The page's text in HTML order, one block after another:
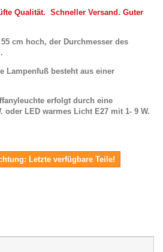
Qualität. Schneller Versand. Guter
cm hoch, der Durchmesser des
Lampenfuß besteht aus einer
erfolgt durch eine
oder LED warmes Licht E27 mit 1- 9 W.
Letzte verfügbare Teile!